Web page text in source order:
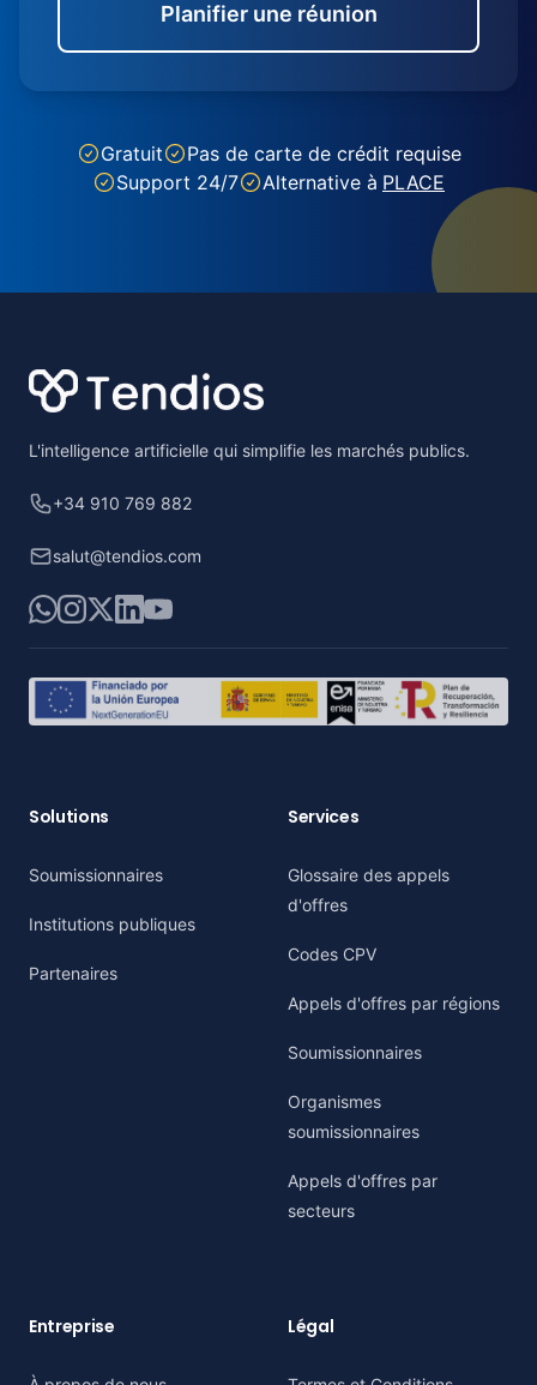
Planifier une réunion
Gratuit
Pas de carte de crédit requise
Support 24/7
Alternative à PLACE
L'intelligence artificielle qui simplifie les marchés publics.
+34 910 769 882
salut@tendios.com
WhatsApp
Instagram
X LinkedIn
YouTube
Solutions
Soumissionnaires
Institutions publiques
Partenaires
Services
Glossaire des appels
d'offres
Codes CPV
Appels d'offres par régions
Soumissionnaires
Organismes
soumissionnaires
Appels d'offres par
secteurs
Entreprise Légal